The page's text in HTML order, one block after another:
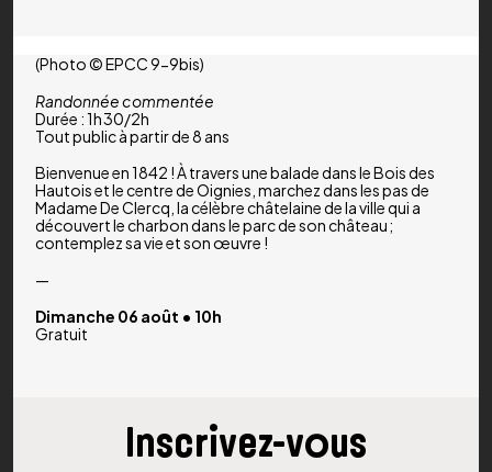
(Photo © EPCC 9-9bis)
Randonnée commentée
Durée : 1h 30/2h
Tout public à partir de 8 ans
Bienvenue en 1842 ! À travers une balade dans le Bois des
Hautois et le centre de Oignies, marchez dans les pas de
Madame De Clercq, la célèbre châtelaine de la ville qui a
découvert le charbon dans le parc de son château ;
contemplez sa vie et son œuvre !
—
Dimanche 06 août • 10h
Gratuit
Inscrivez-vous